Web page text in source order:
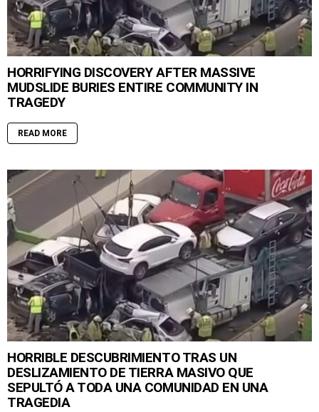
HORRIFYING DISCOVERY AFTER MASSIVE
MUDSLIDE BURIES ENTIRE COMMUNITY IN
TRAGEDY
READ MORE
HORRIBLE DESCUBRIMIENTO TRAS UN
DESLIZAMIENTO DE TIERRA MASIVO QUE
SEPULTÓ A TODA UNA COMUNIDAD EN UNA
TRAGEDIA